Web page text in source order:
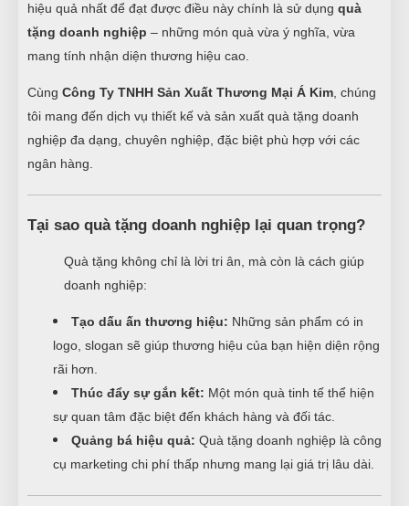
hiệu quả nhất để đạt được điều này chính là sử dụng quà
tặng doanh nghiệp – những món quà vừa ý nghĩa, vừa
mang tính nhận diện thương hiệu cao.
Cùng Công Ty TNHH Sản Xuất Thương Mại Á Kim, chúng
tôi mang đến dịch vụ thiết kế và sản xuất quà tặng doanh
nghiệp đa dạng, chuyên nghiệp, đặc biệt phù hợp với các
ngân hàng.
Tại sao quà tặng doanh nghiệp lại quan trọng?
Quà tặng không chỉ là lời tri ân, mà còn là cách giúp
doanh nghiệp:
Tạo dấu ấn thương hiệu: Những sản phẩm có in
logo, slogan sẽ giúp thương hiệu của bạn hiện diện rộng
rãi hơn.
Thúc đẩy sự gắn kết: Một món quà tinh tế thể hiện
sự quan tâm đặc biệt đến khách hàng và đối tác.
Quảng bá hiệu quả: Quà tặng doanh nghiệp là công
cụ marketing chi phí thấp nhưng mang lại giá trị lâu dài.